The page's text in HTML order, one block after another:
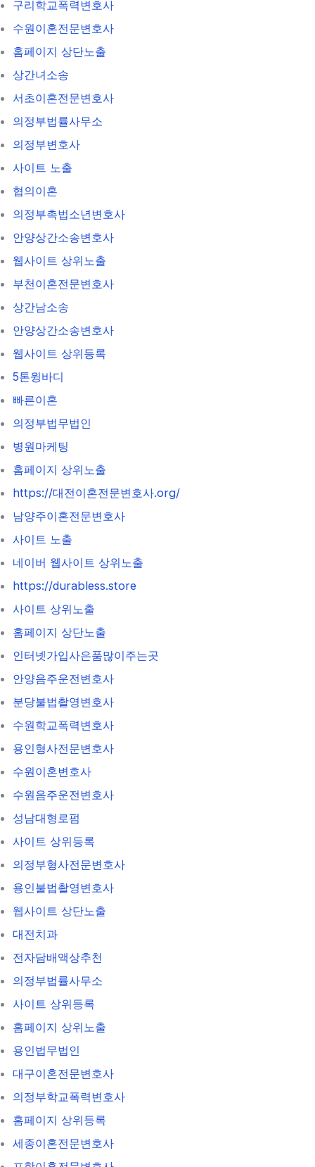
구리학교폭력변호사
수원이혼전문변호사
홈페이지 상단노출
상간녀소송
서초이혼전문변호사
의정부법률사무소
의정부변호사
사이트 노출
협의이혼
의정부촉법소년변호사
안양상간소송변호사
웹사이트 상위노출
부천이혼전문변호사
상간남소송
안양상간소송변호사
웹사이트 상위등록
5톤윙바디
빠른이혼
의정부법무법인
병원마케팅
홈페이지 상위노출
https://대전이혼전문변호사.org/
남양주이혼전문변호사
사이트 노출
네이버 웹사이트 상위노출
https://durabless.store
사이트 상위노출
홈페이지 상단노출
인터넷가입사은품많이주는곳
안양음주운전변호사
분당불법촬영변호사
수원학교폭력변호사
용인형사전문변호사
수원이혼변호사
수원음주운전변호사
성남대형로펌
사이트 상위등록
의정부형사전문변호사
용인불법촬영변호사
웹사이트 상단노출
대전치과
전자담배액상추천
의정부법률사무소
사이트 상위등록
홈페이지 상위노출
용인법무법인
대구이혼전문변호사
의정부학교폭력변호사
홈페이지 상위등록
세종이혼전문변호사